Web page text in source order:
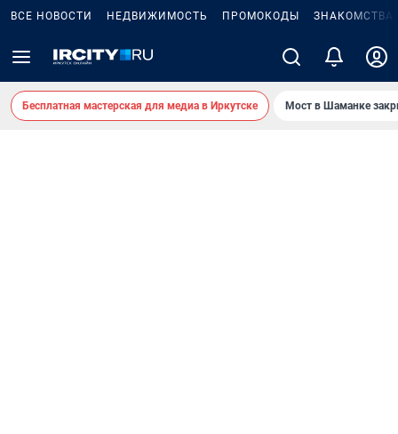
ВСЕ НОВОСТИ НЕДВИЖИМОСТЬ ПРОМОКОДЫ ЗНАКОМСТВА
Бесплатная мастерская для медиа в Иркутске Мост в Шаманке